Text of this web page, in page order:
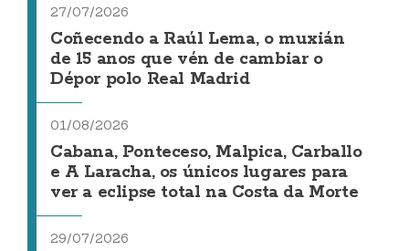
27/07/2026
Coñecendo a Raúl Lema, o muxián
de 15 anos que vén de cambiar o
Dépor polo Real Madrid
01/08/2026
Cabana, Ponteceso, Malpica, Carballo
e A Laracha, os únicos lugares para
ver a eclipse total na Costa da Morte
29/07/2026